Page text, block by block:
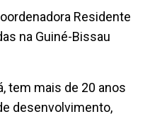
Residente
na Guiné-Bissau
tem mais de 20 anos
desenvolvimento,